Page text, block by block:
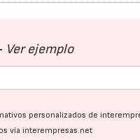
Ver ejemplo
personalizados de
vía interempresas.net